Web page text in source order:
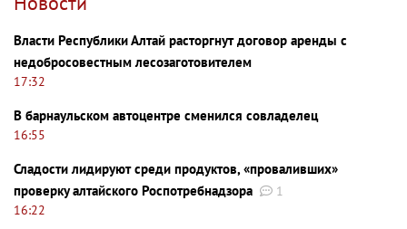
Власти Республики Алтай расторгнут договор аренды с
недобросовестным лесозаготовителем
17:32
В барнаульском автоцентре сменился совладелец
16:55
Сладости лидируют среди продуктов, «проваливших»
проверку алтайского Роспотребнадзора
1
16:22